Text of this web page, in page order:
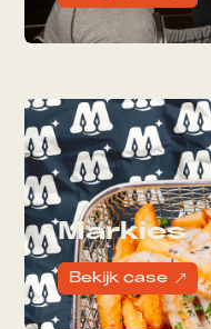
Markies
Bekijk case &